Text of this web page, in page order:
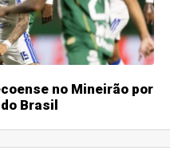
no Mineirão por
Brasil